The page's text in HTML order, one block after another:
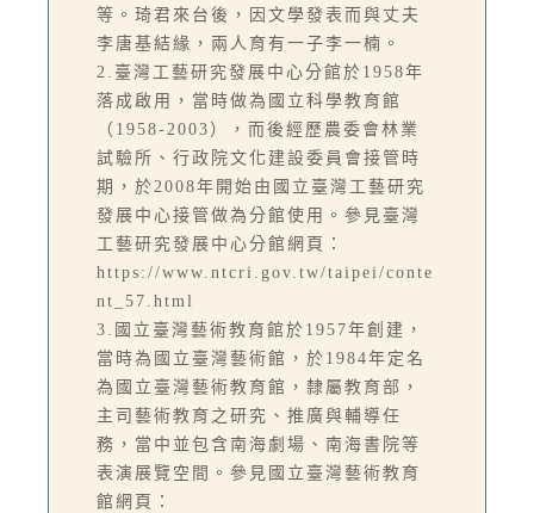
等。琦君來台後，因文學發表而與丈夫
李唐基結緣，兩人育有一子李一楠。
2.臺灣工藝研究發展中心分館於1958年
落成啟用，當時做為國立科學教育館
（1958-2003），而後經歷農委會林業
試驗所、行政院文化建設委員會接管時
期，於2008年開始由國立臺灣工藝研究
發展中心接管做為分館使用。參見臺灣
工藝研究發展中心分館網頁：
https://www.ntcri.gov.tw/taipei/conte
nt_57.html
3.國立臺灣藝術教育館於1957年創建，
當時為國立臺灣藝術館，於1984年定名
為國立臺灣藝術教育館，隸屬教育部，
主司藝術教育之研究、推廣與輔導任
務，當中並包含南海劇場、南海書院等
表演展覽空間。參見國立臺灣藝術教育
館網頁：